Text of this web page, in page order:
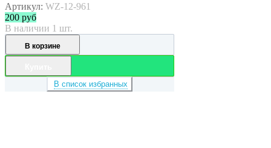
Артикул: WZ-12-961
200 руб
В наличии 1 шт.
В корзине
В список избранных